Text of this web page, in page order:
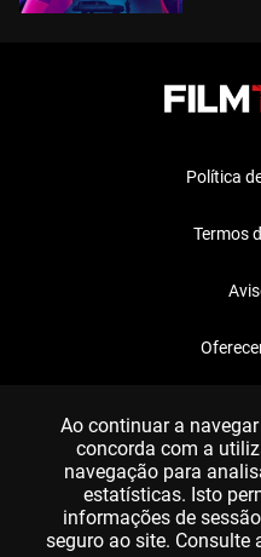
Política
Termos
Ao continuar a
concorda com a
navegação para
estatísticas. Isto
informações de
seguro ao site. Consulte